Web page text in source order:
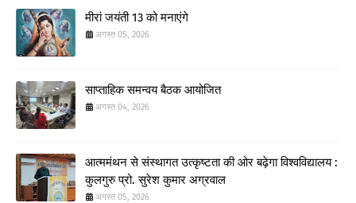
मीरां जयंती 13 को मनाएंगे
अगस्त 05, 2026
साप्ताहिक समन्वय बैठक आयोजित
अगस्त 04, 2026
आत्ममंथन से संस्थागत उत्कृष्टता की ओर बढ़ेगा विश्वविद्यालय :
कुलगुरु प्रो. सुरेश कुमार अग्रवाल
अगस्त 05, 2026